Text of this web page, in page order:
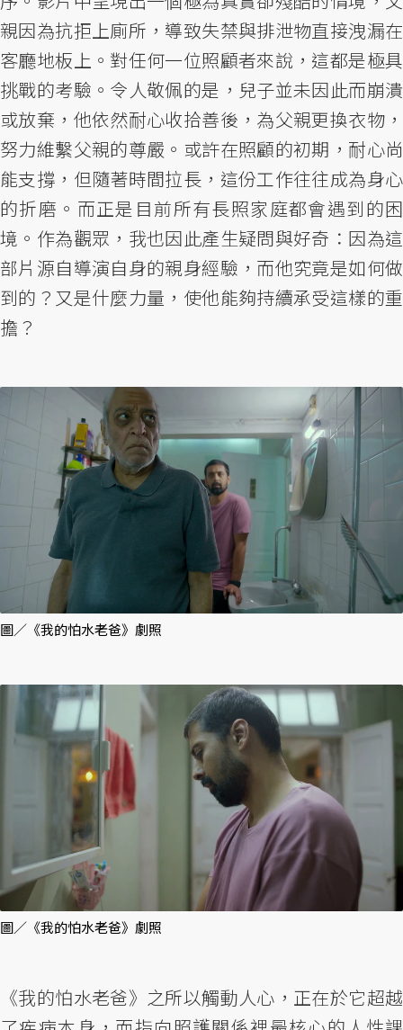
親因為抗拒上廁所，導致失禁與排泄物直接洩漏在
客廳地板上。對任何一位照顧者來說，這都是極具
挑戰的考驗。令人敬佩的是，兒子並未因此而崩潰
或放棄，他依然耐心收拾善後，為父親更換衣物，
努力維繫父親的尊嚴。或許在照顧的初期，耐心尚
能支撐，但隨著時間拉長，這份工作往往成為身心
的折磨。而正是目前所有長照家庭都會遇到的困
境。作為觀眾，我也因此產生疑問與好奇：因為這
部片源自導演自身的親身經驗，而他究竟是如何做
到的？又是什麼力量，使他能夠持續承受這樣的重
擔？
圖／《我的怕水老爸》劇照
圖／《我的怕水老爸》劇照
《我的怕水老爸》之所以觸動人心，正在於它超越